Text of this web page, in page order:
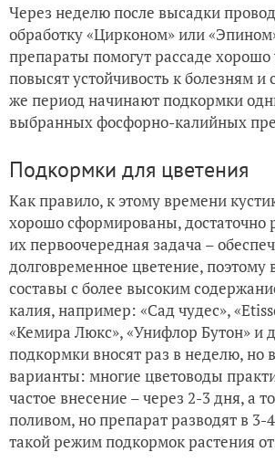
Через неделю после высадки
обработку «Цирконом» или
препараты помогут рассаде хорошо
повысят устойчивость к болезням и
же период начинают подкормки
выбранных фосфорно-калийных
Подкормки для цветения
Как правило, к этому времени
хорошо сформированы, достаточно
их первоочередная задача –
долговременное цветение,
составы с более высоким
калия, например: «Сад чудес»,
«Кемира Люкс», «Унифлор Бутон» и
подкормки вносят раз в неделю, но
варианты: многие цветоводы
частое внесение – через 2-3 дня, а
поливом, но препарат разводят в 3-
такой режим подкормок растения